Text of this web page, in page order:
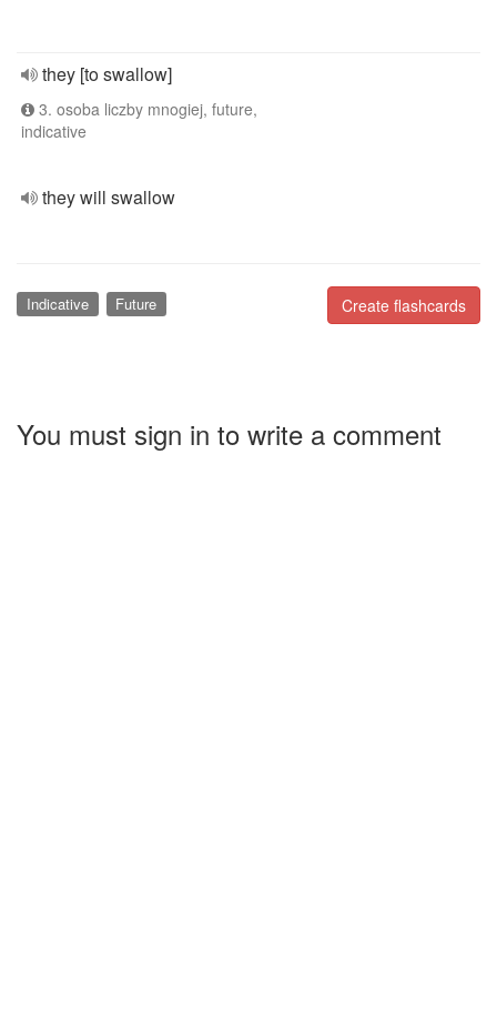
they [to swallow]
3. osoba liczby mnogiej, future,
indicative
they will swallow
Create flashcards
Indicative Future
You must sign in to write a comment